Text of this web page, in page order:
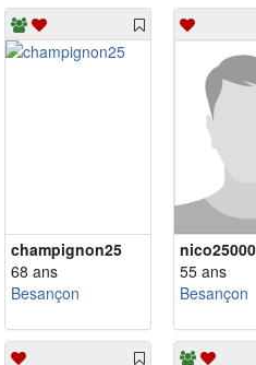
champignon25
68 ans
Besançon
nico25000
55 ans
Besançon